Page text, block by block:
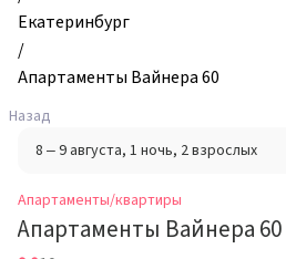
Екатеринбург,
Россия
Екатеринбург
/
Апартаменты Вайнера 60
Назад
8 – 9 августа, 1 ночь, 2 взрослых
Апартаменты/квартиры
Апартаменты Вайнера 60